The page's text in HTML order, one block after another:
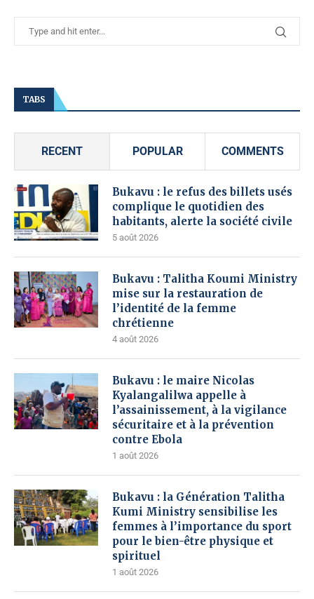
TABS
RECENT POPULAR COMMENTS
Bukavu : le refus des billets usés
complique le quotidien des
habitants, alerte la société civile
5 août 2026
Bukavu : Talitha Koumi Ministry
mise sur la restauration de
l’identité de la femme
chrétienne
4 août 2026
Bukavu : le maire Nicolas
Kyalangalilwa appelle à
l’assainissement, à la vigilance
sécuritaire et à la prévention
contre Ebola
1 août 2026
Bukavu : la Génération Talitha
Kumi Ministry sensibilise les
femmes à l’importance du sport
pour le bien-être physique et
spirituel
1 août 2026